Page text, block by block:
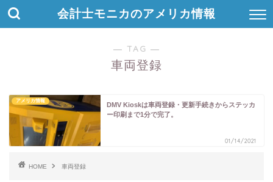
会計士モニカのアメリカ情報
― TAG ―
車両登録
アメリカ情報
DMV Kioskは車両登録・更新手続きからステッカ
ー印刷まで1分で完了。
01/14/2021
HOME 車両登録